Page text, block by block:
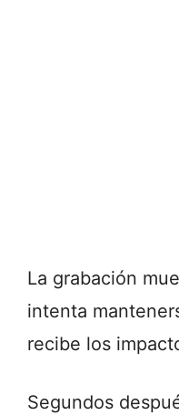
La grabación
intenta
recibe los
Segundos